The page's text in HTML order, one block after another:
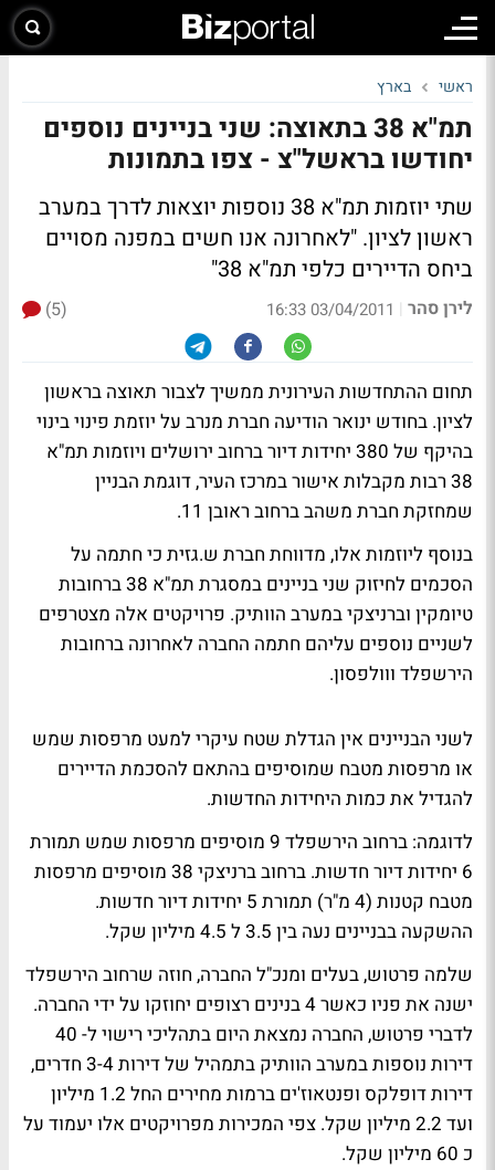
ראשי בארץ
תמ"א 38 בתאוצה: שני בניינים נוספים
יחודשו בראשל"צ - צפו בתמונות
שתי יוזמות תמ"א 38 נוספות יוצאות לדרך במערב
ראשון לציון. "לאחרונה אנו חשים במפנה מסויים
ביחס הדיירים כלפי תמ"א 38"
לירן סהר |
03/04/2011 16:33
(5)
תחום ההתחדשות העירונית ממשיך לצבור תאוצה בראשון
לציון. בחודש ינואר הודיעה חברת מנרב על יוזמת פינוי בינוי
בהיקף של 380 יחידות דיור ברחוב ירושלים ויוזמות תמ"א
38 רבות מקבלות אישור במרכז העיר, דוגמת הבניין
שמחזקת חברת משהב ברחוב ראובן 11.
בנוסף ליוזמות אלו, מדווחת חברת ש.גזית כי חתמה על
הסכמים לחיזוק שני בניינים במסגרת תמ"א 38 ברחובות
טיומקין וברניצקי במערב הוותיק. פרויקטים אלה מצטרפים
לשניים נוספים עליהם חתמה החברה לאחרונה ברחובות
הירשפלד ווולפסון.
לשני הבניינים אין הגדלת שטח עיקרי למעט מרפסות שמש
או מרפסות מטבח שמוסיפים בהתאם להסכמת הדיירים
להגדיל את כמות היחידות החדשות.
לדוגמה: ברחוב הירשפלד 9 מוסיפים מרפסות שמש תמורת
6 יחידות דיור חדשות. ברחוב ברניצקי 38 מוסיפים מרפסות
מטבח קטנות (4 מ"ר) תמורת 5 יחידות דיור חדשות.
ההשקעה בבניינים נעה בין 3.5 ל 4.5 מיליון שקל.
שלמה פרטוש, בעלים ומנכ"ל החברה, חוזה שרחוב הירשפלד
ישנה את פניו כאשר 4 בנינים רצופים יחוזקו על ידי החברה.
לדברי פרטוש, החברה נמצאת היום בתהליכי רישוי ל- 40
דירות נוספות במערב הוותיק בתמהיל של דירות 3-4 חדרים,
דירות דופלקס ופנטאוז'ים ברמות מחירים החל 1.2 מיליון
ועד 2.2 מיליון שקל. צפי המכירות מפרויקטים אלו יעמוד על
כ 60 מיליון שקל.